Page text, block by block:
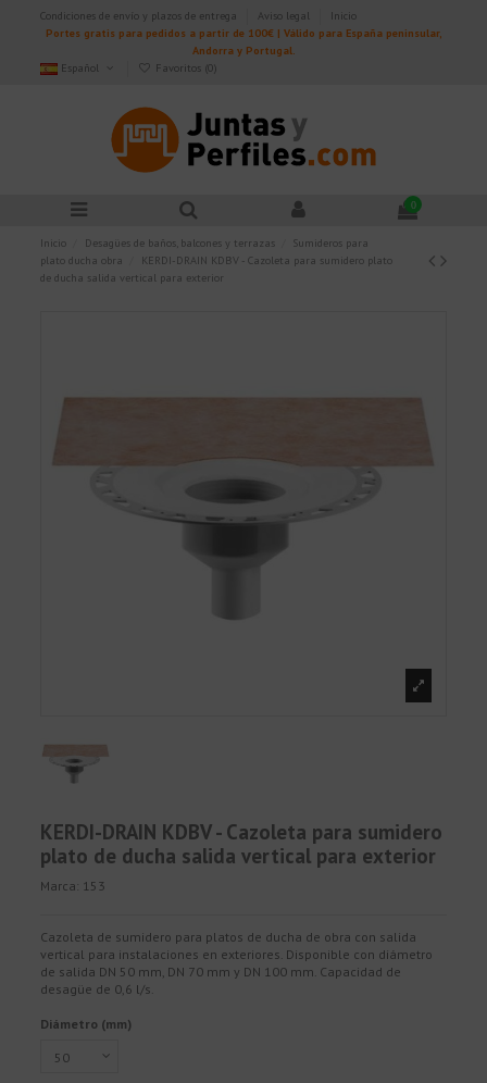
Condiciones de envío y plazos de entrega Aviso legal
Inicio
Portes gratis para pedidos a partir de 100€ | Válido para España peninsular,
Andorra y Portugal.
Español
Favoritos (0)
0
Inicio Desagües de baños, balcones y terrazas
Sumideros para
plato ducha obra
KERDI-DRAIN KDBV - Cazoleta para sumidero plato
de ducha salida vertical para exterior
KERDI-DRAIN KDBV - Cazoleta para sumidero
plato de ducha salida vertical para exterior
Marca: 153
Cazoleta de sumidero para platos de ducha de obra con salida
vertical para instalaciones en exteriores. Disponible con diámetro
de salida DN 50 mm, DN 70 mm y DN 100 mm. Capacidad de
desagüe de 0,6 l/s.
Diámetro (mm)